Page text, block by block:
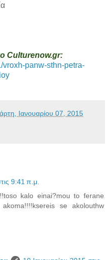
Culturenow.gr:
vroxh-panw-sthn-petra-
Ιανουαρίου 07, 2015
9:41 π.μ.
kalo einai?mou to ferane
se akolouthw